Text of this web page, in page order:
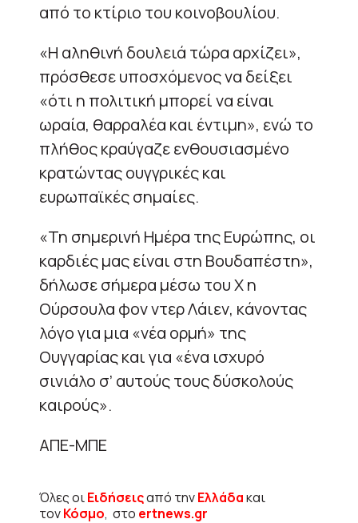
από το κτίριο του κοινοβουλίου.
«Η αληθινή δουλειά τώρα αρχίζει»,
πρόσθεσε υποσχόμενος να δείξει
«ότι η πολιτική μπορεί να είναι
ωραία, θαρραλέα και έντιμη», ενώ το
πλήθος κραύγαζε ενθουσιασμένο
κρατώντας ουγγρικές και
ευρωπαϊκές σημαίες.
«Τη σημερινή Ημέρα της Ευρώπης, οι
καρδιές μας είναι στη Βουδαπέστη»,
δήλωσε σήμερα μέσω του X η
Ούρσουλα φον ντερ Λάιεν, κάνοντας
λόγο για μια «νέα ορμή» της
Ουγγαρίας και για «ένα ισχυρό
σινιάλο σ’ αυτούς τους δύσκολούς
καιρούς».
ΑΠΕ-ΜΠΕ
Όλες οιΕιδήσειςαπό τηνΕλλάδακαι
τονΚόσμο, στο ertnews.gr